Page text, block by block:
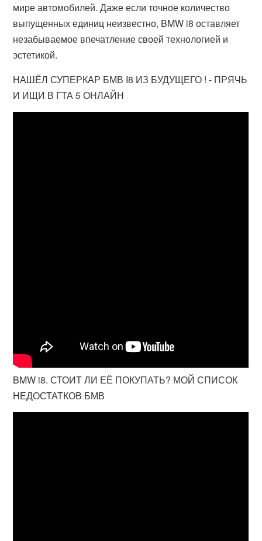
мире автомобилей. Даже если точное количество
выпущенных единиц неизвестно, BMW i8 оставляет
незабываемое впечатление своей технологией и
эстетикой.
НАШЁЛ СУПЕРКАР БМВ I8 ИЗ БУДУЩЕГО ! - ПРЯЧЬ
И ИЩИ В ГТА 5 ОНЛАЙН
BMW i8. СТОИТ ЛИ ЕЁ ПОКУПАТЬ? МОЙ СПИСОК
НЕДОСТАТКОВ БМВ